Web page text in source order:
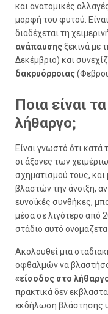
και ανατομικές
μορφή του φυτού.
διαδέχεται τη
ανάπαυσηςξεκινά με
Δεκέμβριο) και
δακρυόρροιας
Ποια είναι
λήθαργο;
Είναι γνωστό ότι
οι άξονες των
σχηματισμού τους,
βλαστών την άνοιξη,
ευνοϊκές συνθήκες,
μέσα σε λιγότερο από
στάδιο αυτό
Ακολουθεί μια
οφθαλμών να
«είσοδος στο
πρακτικά δεν
εκδήλωση βλάστησης